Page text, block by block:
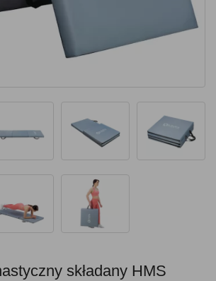
składany HMS